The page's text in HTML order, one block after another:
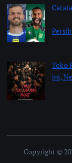
Toko
ini,
Copyright ©